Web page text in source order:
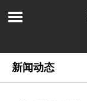
新闻动态